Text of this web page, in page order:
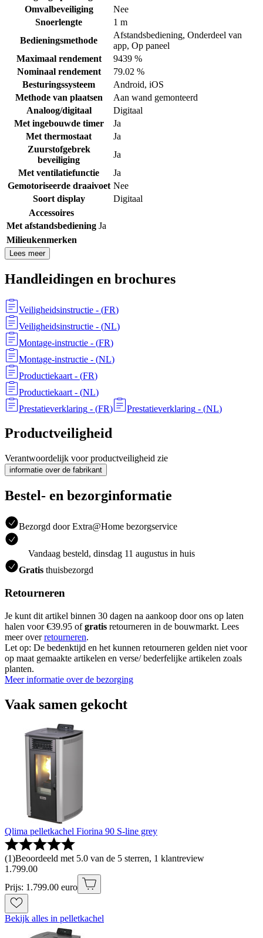
Omvalbeveiliging
Nee
Snoerlengte
1 m
Bedieningsmethode
Afstandsbediening, Onderdeel van
app, Op paneel
Maximaal rendement
9439 %
Nominaal rendement
79.02 %
Besturingssysteem
Android, iOS
Methode van plaatsen
Aan wand gemonteerd
Analoog/digitaal
Digitaal
Met ingebouwde timer
Ja
Met thermostaat
Ja
Zuurstofgebrek
beveiliging
Ja
Met ventilatiefunctie
Ja
Gemotoriseerde draaivoet Nee
Soort display
Digitaal
Accessoires
Met afstandsbediening Ja
Milieukenmerken
Lees meer
Handleidingen en brochures
Veiligheidsinstructie - (FR)
Veiligheidsinstructie - (NL)
Montage-instructie - (FR)
Montage-instructie - (NL)
Productiekaart - (FR)
Productiekaart - (NL)
Prestatieverklaring - (FR) Prestatieverklaring - (NL)
Productveiligheid
Verantwoordelijk voor productveiligheid zie
informatie over de fabrikant
Bestel- en bezorginformatie
Bezorgd door Extra@Home bezorgservice
Vandaag besteld, dinsdag 11 augustus in huis
Gratis thuisbezorgd
Retourneren
Je kunt dit artikel binnen 30 dagen na aankoop door ons op laten
halen voor €39.95 ofgratis retourneren in de bouwmarkt. Lees
meer overretourneren.
Let op: De bedenktijd en het kunnen retourneren gelden niet voor
op maat gemaakte artikelen en verse/ bederfelijke artikelen zoals
planten.
Meer informatie over de bezorging
Vaak samen gekocht
Qlima pelletkachel Fiorina 90 S-line grey
(1)Beoordeeld met 5.0 van de 5 sterren, 1 klantreview
1.799.00
Prijs: 1.799.00 euro
Bekijk alles in pelletkachel